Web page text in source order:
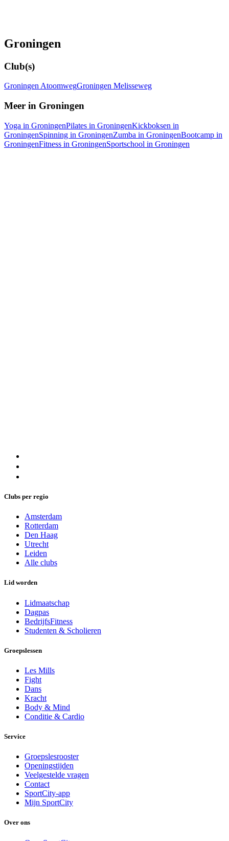
Groningen
Club(s)
Groningen AtoomwegGroningen Melisseweg
Meer in Groningen
Yoga in GroningenPilates in GroningenKickboksen in
GroningenSpinning in GroningenZumba in GroningenBootcamp in
GroningenFitness in GroningenSportschool in Groningen
Clubs per regio
Amsterdam
Rotterdam
Den Haag
Utrecht
Leiden
Alle clubs
Lid worden
Lidmaatschap
Dagpas
BedrijfsFitness
Studenten & Scholieren
Groepslessen
Les Mills
Fight
Dans
Kracht
Body & Mind
Conditie & Cardio
Service
Groepslesrooster
Openingstijden
Veelgestelde vragen
Contact
SportCity-app
Mijn SportCity
Over ons